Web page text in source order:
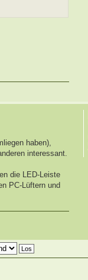
haben),
interessant.
die LED-Leiste
PC-Lüftern und